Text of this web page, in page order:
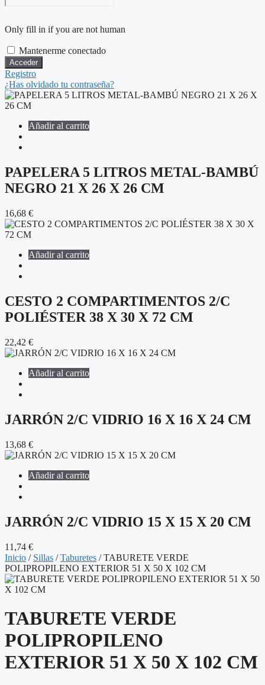
Only fill in if you are not human
Mantenerme conectado
Registro
¿Has olvidado tu contraseña?
Añadir al carrito
PAPELERA 5 LITROS METAL-BAMBÚ
NEGRO 21 X 26 X 26 CM
16,68 €
Añadir al carrito
CESTO 2 COMPARTIMENTOS 2/C
POLIÉSTER 38 X 30 X 72 CM
22,42 €
Añadir al carrito
JARRÓN 2/C VIDRIO 16 X 16 X 24 CM
13,68 €
Añadir al carrito
JARRÓN 2/C VIDRIO 15 X 15 X 20 CM
11,74 €
Inicio / Sillas /Taburetes / TABURETE VERDE
POLIPROPILENO EXTERIOR 51 X 50 X 102 CM
TABURETE VERDE
POLIPROPILENO
EXTERIOR 51 X 50 X 102 CM